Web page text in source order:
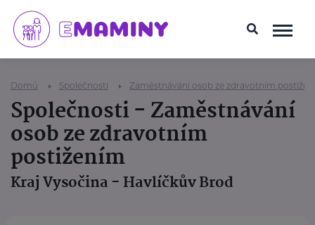
Domů Společnosti Zaměstnávání osob ze zdravotním
Společnosti - Zaměstnávání
osob ze zdravotním
postižením
Kraj Vysočina - Havlíčkův Brod